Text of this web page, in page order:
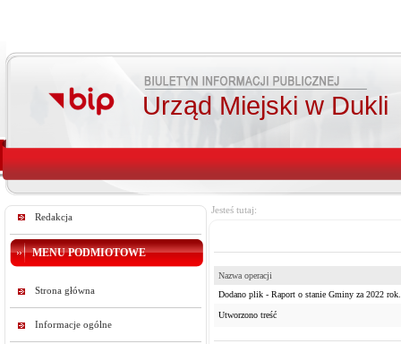
Urząd Miejski w Dukli
Redakcja
MENU PODMIOTOWE
Strona główna
Informacje ogólne
Jesteś tutaj:
Nazwa operacji
Dodano plik - Raport o stanie Gminy za 2022
Utworzono treść